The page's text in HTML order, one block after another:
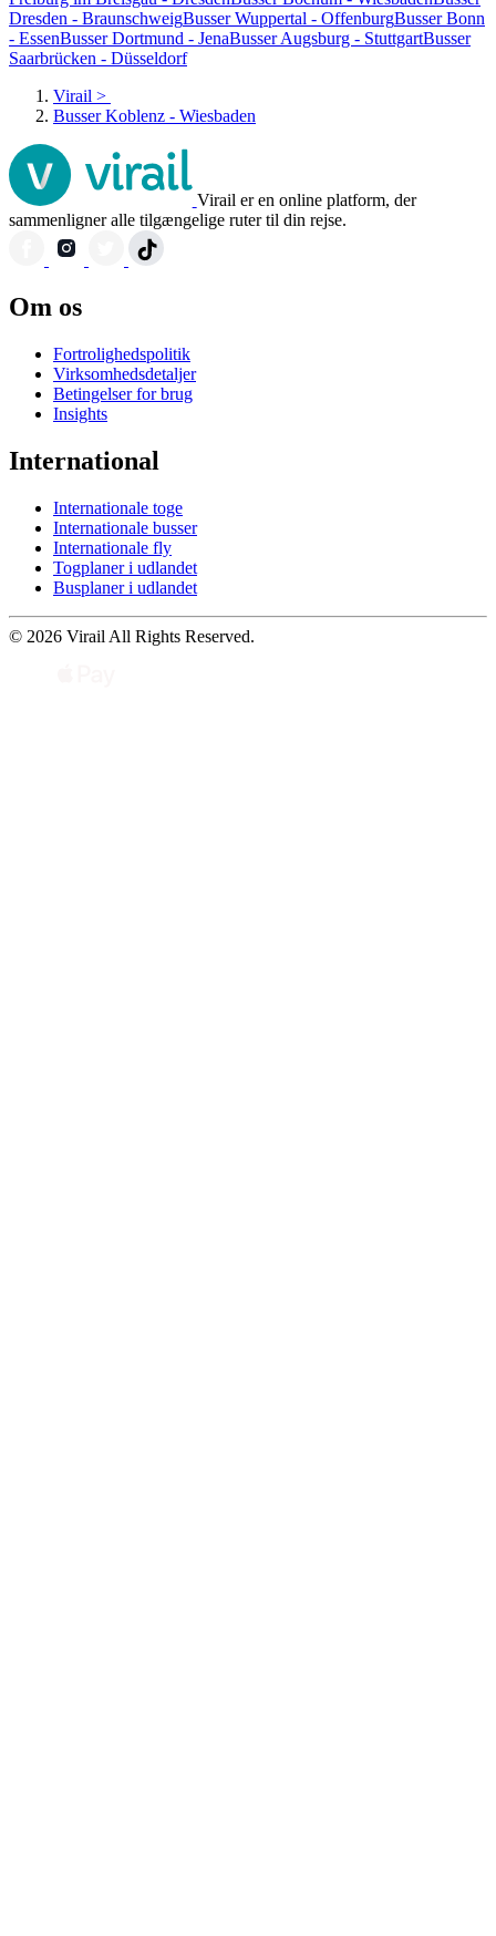
Dresden - BraunschweigBusser Wuppertal - OffenburgBusser Bonn
- EssenBusser Dortmund - JenaBusser Augsburg - StuttgartBusser
Saarbrücken - Düsseldorf
Virail >
Busser Koblenz - Wiesbaden
Virail er en online platform, der
sammenligner alle tilgængelige ruter til din rejse.
Om os
Fortrolighedspolitik
Virksomhedsdetaljer
Betingelser for brug
Insights
International
Internationale toge
Internationale busser
Internationale fly
Togplaner i udlandet
Busplaner i udlandet
© 2026 Virail All Rights Reserved.